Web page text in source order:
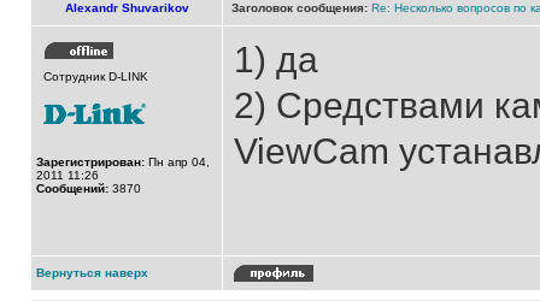
Alexandr Shuvarikov Заголовок сообщения: Re: Несколько вопросов по
Сотрудник D-LINK
Зарегистрирован: Пн апр 04,
2011 11:26
Сообщений: 3870
1) да
2) Средствами
ViewCam
Вернуться наверх